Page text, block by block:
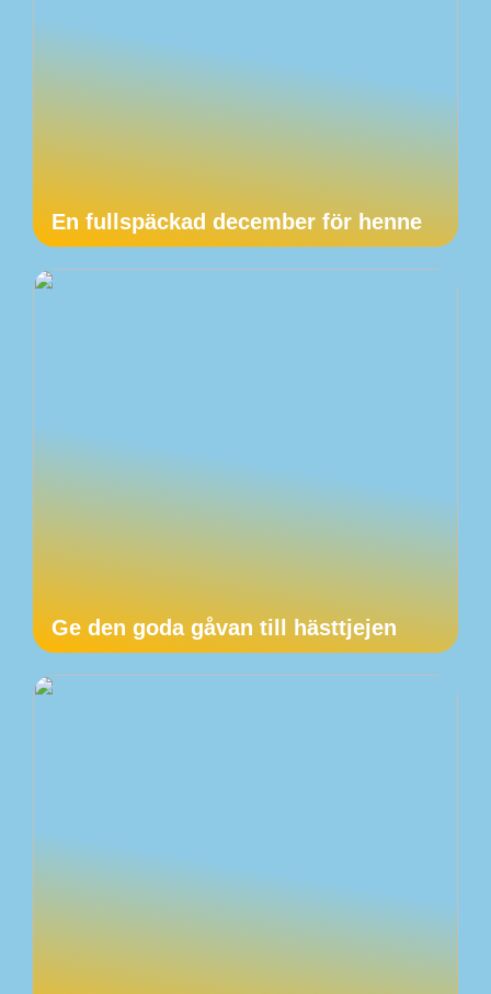
En fullspäckad december för henne
Ge den goda gåvan till hästtjejen